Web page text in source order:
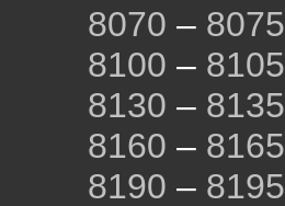
8070 – 8075
8100 – 8105
8130 – 8135
8160 – 8165
8190 – 8195